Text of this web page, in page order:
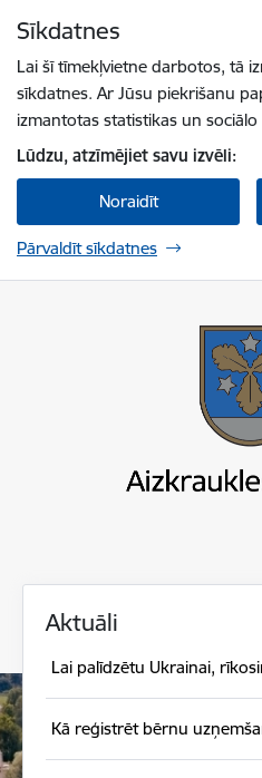
Sīkdatnes
Lai šī tīmekļvietne darbotos, tā
sīkdatnes. Ar Jūsu piekrišanu
izmantotas statistikas un
Lūdzu, atzīmējiet savu izvēli:
Noraidīt
Pārvaldīt sīkdatnes
Aktuāli
Lai palīdzētu Ukrainai,
Kā reģistrēt bērnu